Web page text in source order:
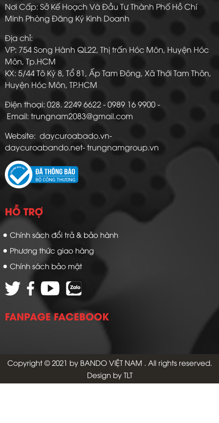
Nơi Cấp: Sở Kế Hoạch Và Đầu Tư Thành Phố Hồ Chí
Minh Phòng Đăng Ký Kinh Doanh
Địa chỉ:
VP: 754 Song Hành QL22, Thị trấn Hóc Môn, Huyện Hóc
Môn, Tp.HCM
KX: 5/44 Tô Ký 8, Tổ 81, Ấp Tam Đông, Xã Thới Tam Thôn,
Huyện Hóc Môn, TP.HCM
Điện thoại: 028. 2249 6622 - 0989 16 9900 -
Email: trungnam2083@gmail.com
Website: daycuroabado.vn-
daycuroabando.net- trungnamgroup.vn
HỖ TRỢ
Chính sách đổi trả & bảo hành
Phương thức giao hàng
Chính sách bảo mật
FANPAGE FACEBOOK
Copyright © 2021 by BANDO VIỆT NAM . All rights reserved.
Design by TLT